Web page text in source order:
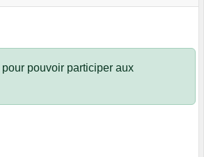
pour pouvoir participer aux